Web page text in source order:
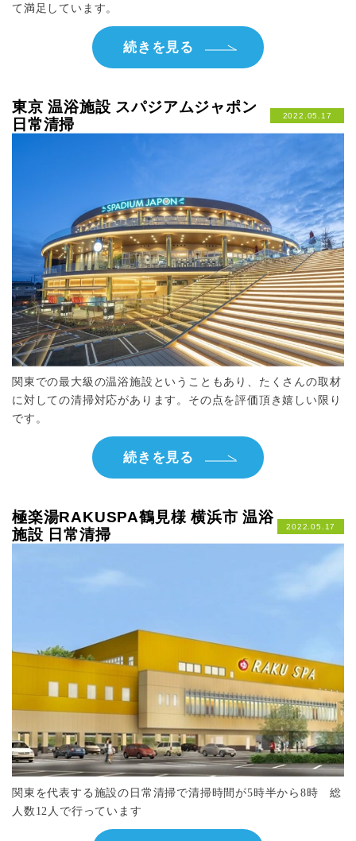
て満足しています。
続きを見る
東京 温浴施設 スパジアムジャポン
日常清掃
2022.05.17
関東での最大級の温浴施設ということもあり、たくさんの取材
に対しての清掃対応があります。その点を評価頂き嬉しい限り
です。
続きを見る
極楽湯RAKUSPA鶴見様 横浜市 温浴
施設 日常清掃
2022.05.17
関東を代表する施設の日常清掃で清掃時間が5時半から8時 総
人数12人で行っています